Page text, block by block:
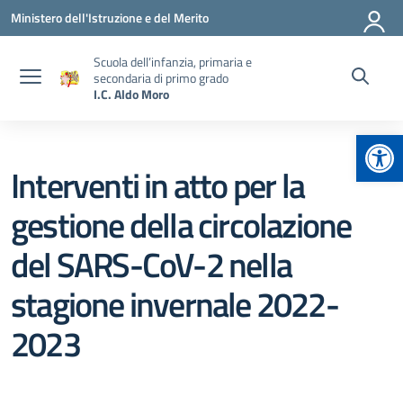
Vai ai contenuti
Vai al menu di navigazione
Vai al footer
Ministero dell'Istruzione e del Merito
Scuola dell’infanzia, primaria e
secondaria di primo grado
I.C. Aldo Moro
Interventi in atto per la
gestione della circolazione
del SARS-CoV-2 nella
stagione invernale 2022-
2023